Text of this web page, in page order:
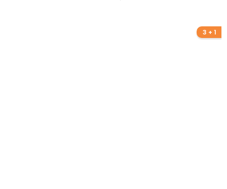
3 + 1